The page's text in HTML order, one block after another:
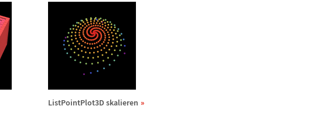
ListPointPlot3D skalieren